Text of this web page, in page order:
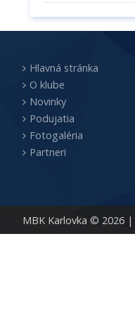
MBK Karlovka © 2026 |
Hlavná stránka
O klube
Novinky
Podujatia
Fotogaléria
Partneri